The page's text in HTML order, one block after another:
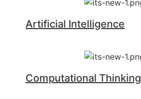
Artificial Intelligence
Computational Thinking